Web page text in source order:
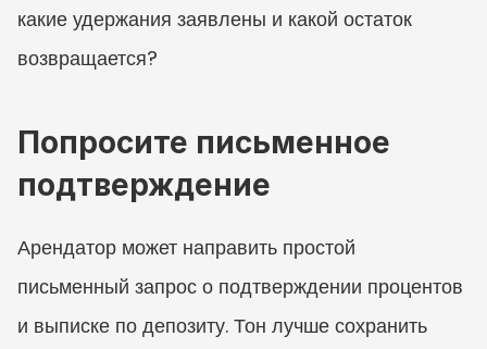
какие удержания заявлены и какой остаток
возвращается?
Попросите письменное
подтверждение
Арендатор может направить простой
письменный запрос о подтверждении процентов
и выписке по депозиту. Тон лучше сохранить